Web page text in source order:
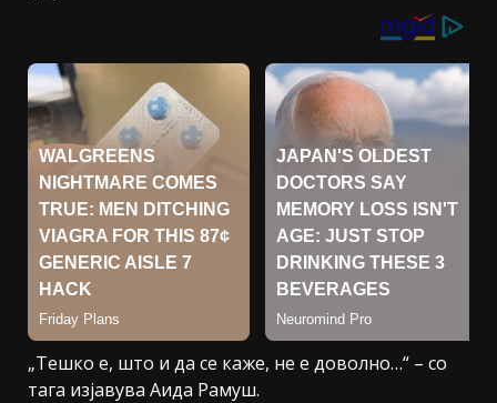
„Тешко е, што и да се каже, не е доволно…“ – со
тага изјавува Аида Рамуш.